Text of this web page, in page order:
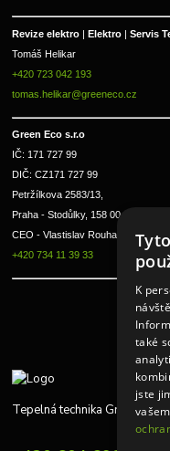
Revize elektro | Elektro | Servis
Tomáš Helikar
+420 723 042 193
tomas.helikar@greeneco.cz
Green Eco s.r.o
IČ: 171 727 99
DIČ: CZ171 727 99
Petržílkova 2583/13,
Praha - Stodůlky, 158 00
CEO - Vlastislav Rouha ml.
+420 734 11 39 33
Tepelná technika Greeneco
K
také
jste